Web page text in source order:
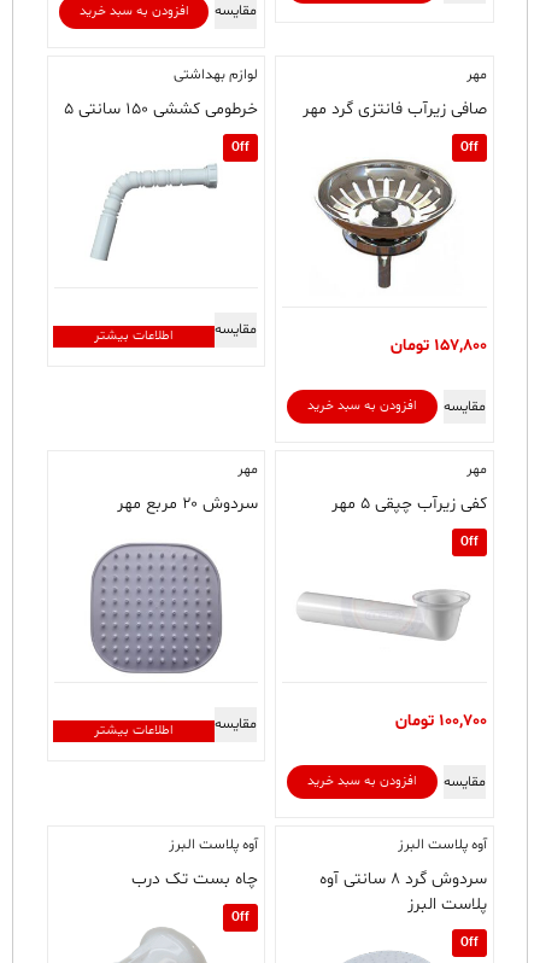
افزودن به سبد خرید مقایسه
مهر
صافی زیرآب فانتزی گرد مهر
Off
157,800 تومان
افزودن به سبد خرید مقایسه
لوازم بهداشتی
خرطومی کششی ۱۵۰ سانتی ۵
Off
اطلاعات بیشتر مقایسه
مهر
کفی زیرآب چپقی ۵ مهر
Off
100,700 تومان
افزودن به سبد خرید مقایسه
مهر
سردوش ۲۰ مربع مهر
اطلاعات بیشتر مقایسه
آوه پلاست البرز
سردوش گرد ۸ سانتی آوه
پلاست البرز
Off
آوه پلاست البرز
چاه بست تک درب
Off